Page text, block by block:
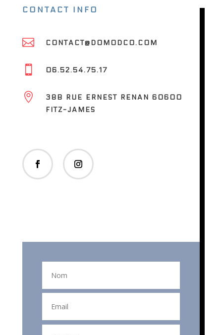
CONTACT INFO
 CONTACT@DOMODCO.COM
 06.52.54.75.17

38B RUE ERNEST RENAN 60600
FITZ-JAMES